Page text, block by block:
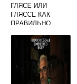
ГЛЯСЕ ИЛИ
ГЛЯССЕ КАК
ПРАВИЛЬНО